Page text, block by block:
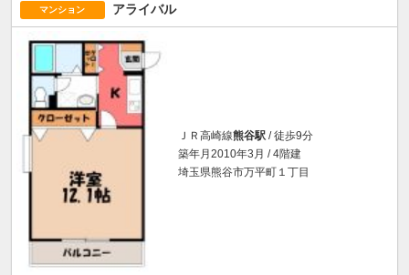
マンション アライバル
ＪＲ高崎線熊谷駅 / 徒歩9分
築年月2010年3月 / 4階建
埼玉県熊谷市万平町１丁目